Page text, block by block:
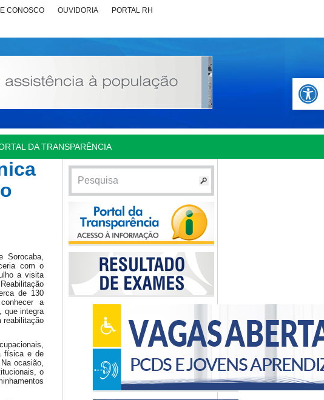
Abrir
CONOSCO OUVIDORIA PORTAL RH
DA TRANSPARÊNCIA
Sorocaba,
com o
a visita
de 130
a
que integra
reabilitação
física e de
ocasião,
o